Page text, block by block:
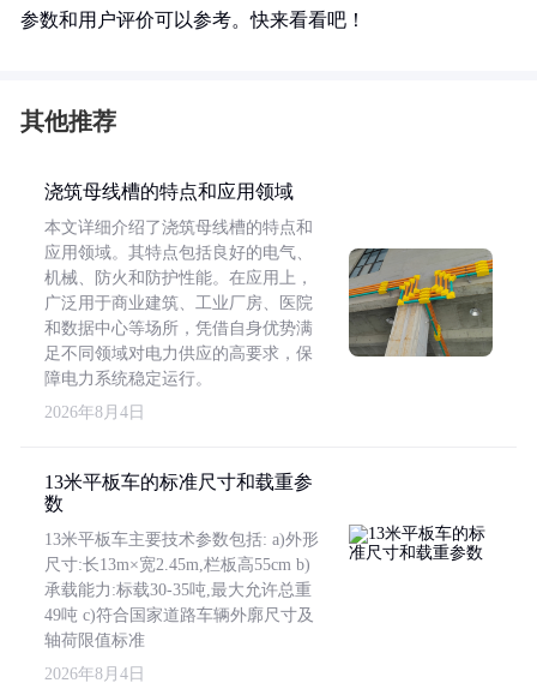
参数和用户评价可以参考。快来看看吧！
其他推荐
浇筑母线槽的特点和应用领域
本文详细介绍了浇筑母线槽的特点和
应用领域。其特点包括良好的电气、
机械、防火和防护性能。在应用上，
广泛用于商业建筑、工业厂房、医院
和数据中心等场所，凭借自身优势满
足不同领域对电力供应的高要求，保
障电力系统稳定运行。
2026年8月4日
13米平板车的标准尺寸和载重参
数
13米平板车主要技术参数包括: a)外形
尺寸:长13m×宽2.45m,栏板高55cm b)
承载能力:标载30-35吨,最大允许总重
49吨 c)符合国家道路车辆外廓尺寸及
轴荷限值标准
2026年8月4日